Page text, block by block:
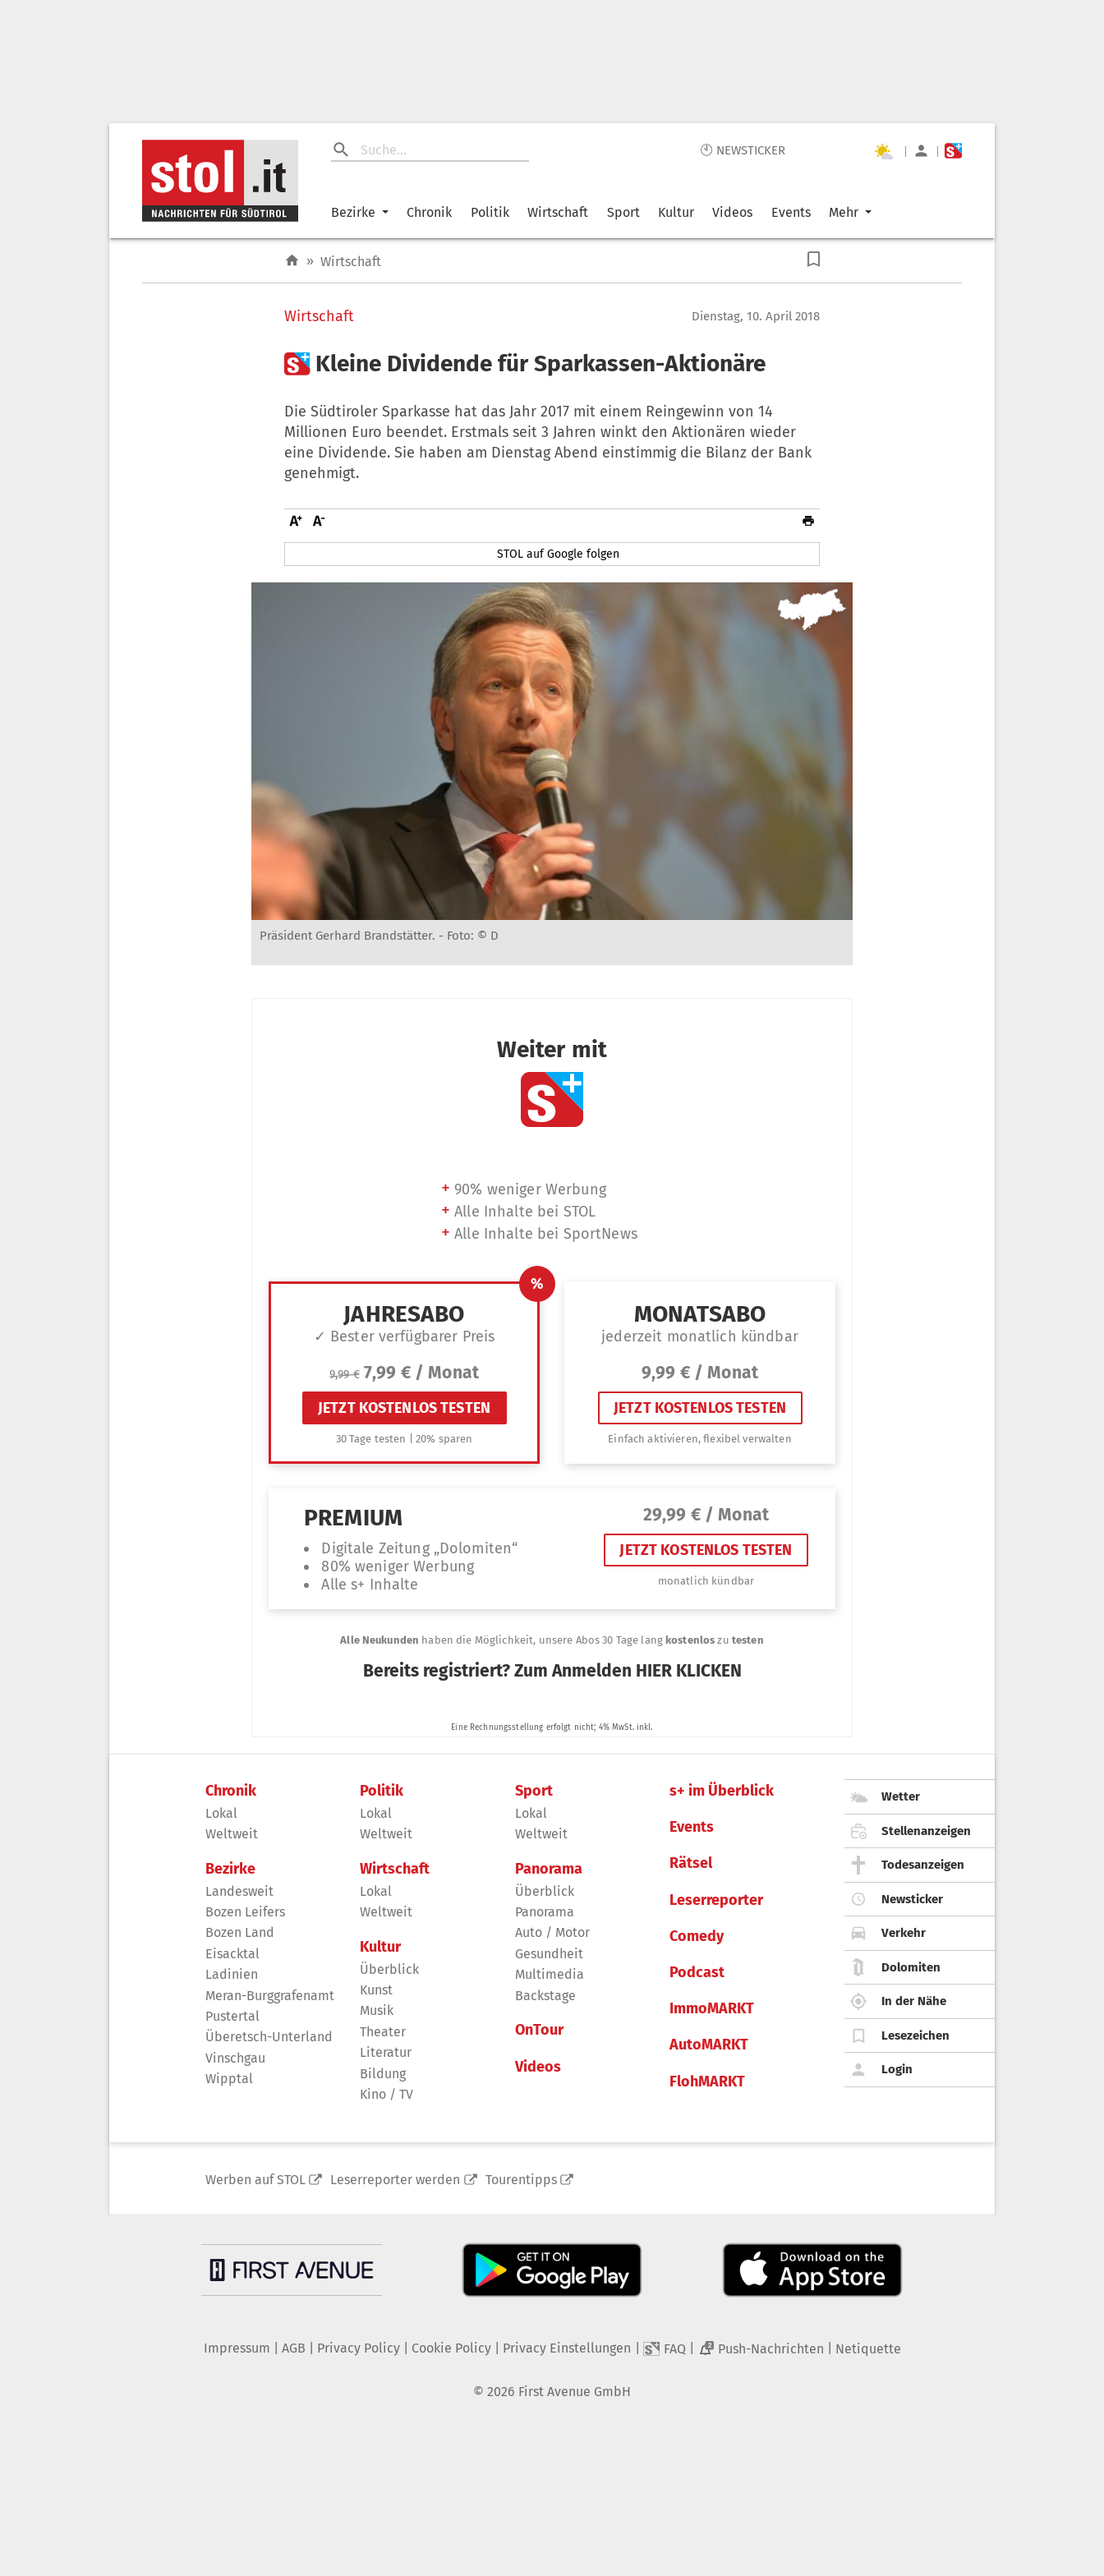
🕙 NEWSTICKER | |
Bezirke Chronik Politik Wirtschaft Sport Kultur Videos Events Mehr
» Wirtschaft
Wirtschaft Dienstag, 10. April 2018
 Kleine Dividende für Sparkassen-Aktionäre
Die Südtiroler Sparkasse hat das Jahr 2017 mit einem Reingewinn von 14
Millionen Euro beendet. Erstmals seit 3 Jahren winkt den Aktionären wieder
eine Dividende. Sie haben am Dienstag Abend einstimmig die Bilanz der Bank
genehmigt.
STOL auf Google folgen
Präsident Gerhard Brandstätter. - Foto: © D
Chronik
Lokal
Weltweit
Bezirke
Landesweit
Bozen Leifers
Bozen Land
Eisacktal
Ladinien
Meran-Burggrafenamt
Pustertal
Überetsch-Unterland
Vinschgau
Wipptal
Politik
Lokal
Weltweit
Wirtschaft
Lokal
Weltweit
Kultur
Überblick
Kunst
Musik
Theater
Literatur
Bildung
Kino / TV
Sport
Lokal
Weltweit
Panorama
Überblick
Panorama
Auto / Motor
Gesundheit
Multimedia
Backstage
OnTour
Videos
s+ im Überblick
Events
Rätsel
Leserreporter
Comedy
Podcast
ImmoMARKT
AutoMARKT
FlohMARKT
Wetter
Stellenanzeigen
Todesanzeigen
Newsticker
Verkehr
Dolomiten
In der Nähe
Lesezeichen
Login
Werben auf STOL Leserreporter werden Tourentipps
Impressum AGB Privacy Policy| Cookie Policy| Privacy Einstellungen FAQ 2 Push-Nachrichten Netiquette
© 2026 First Avenue GmbH